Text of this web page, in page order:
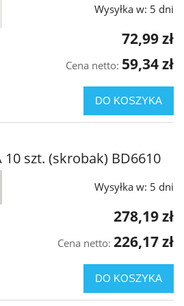
Wysyłka w: 5 dni
72,99 zł
Cena netto: 59,34 zł
DO KOSZYKA
szt. (skrobak) BD6610
Wysyłka w: 5 dni
278,19 zł
Cena netto: 226,17 zł
DO KOSZYKA